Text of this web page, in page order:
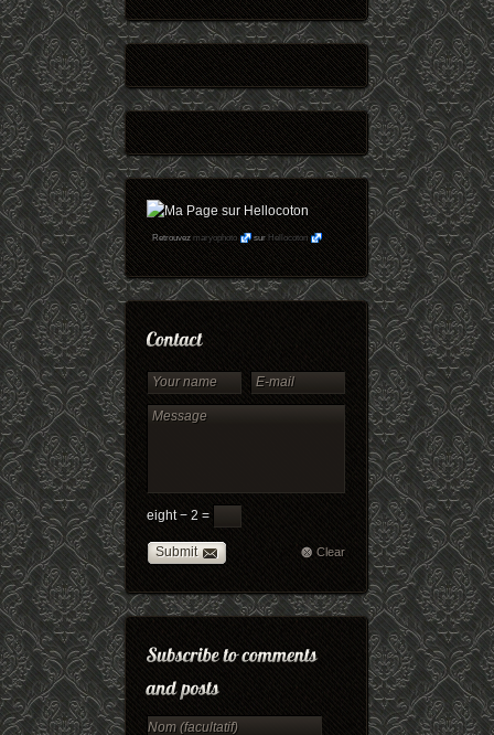
Retrouvezmaryophoto surHellocoton
eight − 2 =
Submit Clear